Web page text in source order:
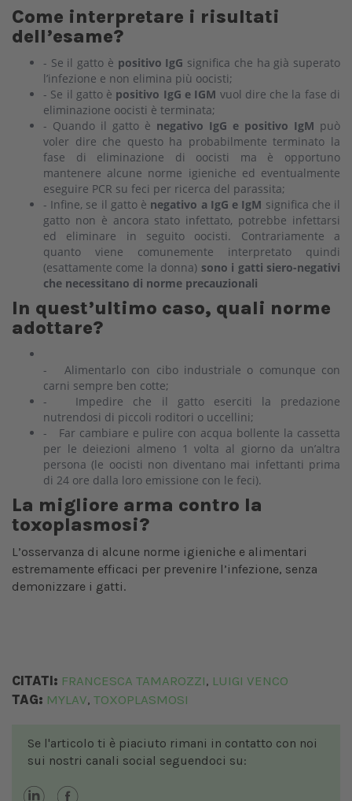
Come interpretare i risultati
dell’esame?
- Se il gatto è positivo IgG significa che ha già superato
l’infezione e non elimina più oocisti;
- Se il gatto è positivo IgG e IGM vuol dire che la fase di
eliminazione oocisti è terminata;
- Quando il gatto è negativo IgG e positivo IgM può
voler dire che questo ha probabilmente terminato la
fase di eliminazione di oocisti ma è opportuno
mantenere alcune norme igieniche ed eventualmente
eseguire PCR su feci per ricerca del parassita;
- Infine, se il gatto è negativo a IgG e IgM significa che il
gatto non è ancora stato infettato, potrebbe infettarsi
ed eliminare in seguito oocisti. Contrariamente a
quanto viene comunemente interpretato quindi
(esattamente come la donna) sono i gatti siero-negativi
che necessitano di norme precauzionali
In quest’ultimo caso, quali norme
adottare?
- Alimentarlo con cibo industriale o comunque con
carni sempre ben cotte;
- Impedire che il gatto eserciti la predazione
nutrendosi di piccoli roditori o uccellini;
- Far cambiare e pulire con acqua bollente la cassetta
per le deiezioni almeno 1 volta al giorno da un’altra
persona (le oocisti non diventano mai infettanti prima
di 24 ore dalla loro emissione con le feci).
La migliore arma contro la
toxoplasmosi?
L’osservanza di alcune norme igieniche e alimentari
estremamente efficaci per prevenire l’infezione, senza
demonizzare i gatti.
CITATI: FRANCESCA TAMAROZZI, LUIGI VENCO
TAG: MYLAV, TOXOPLASMOSI
Se l'articolo ti è piaciuto rimani in contatto con noi
sui nostri canali social seguendoci su: